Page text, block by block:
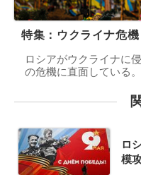
特集：ウクライナ危機
ロシアがウクライナに
の危機に直面している。
ロ
模